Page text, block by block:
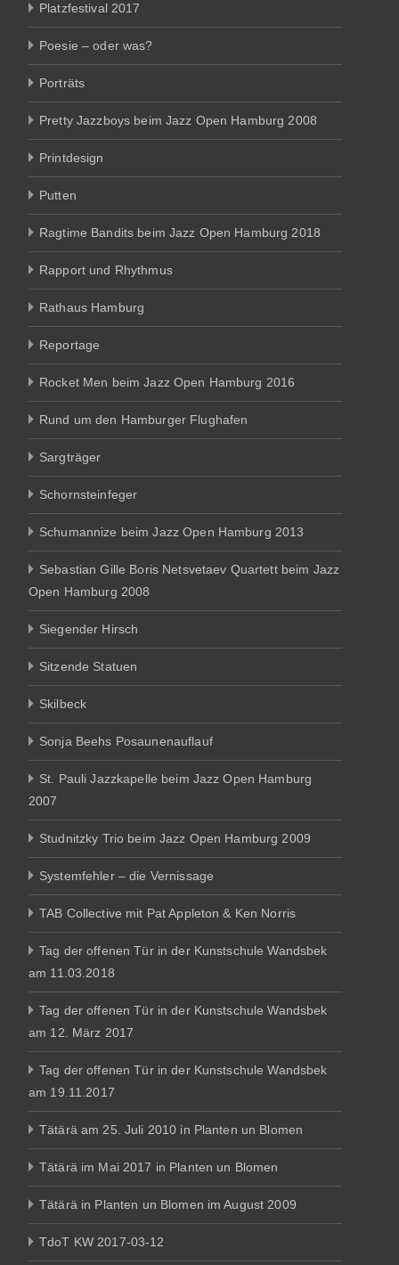
Platzfestival 2017
Poesie – oder was?
Porträts
Pretty Jazzboys beim Jazz Open Hamburg 2008
Printdesign
Putten
Ragtime Bandits beim Jazz Open Hamburg 2018
Rapport und Rhythmus
Rathaus Hamburg
Reportage
Rocket Men beim Jazz Open Hamburg 2016
Rund um den Hamburger Flughafen
Sargträger
Schornsteinfeger
Schumannize beim Jazz Open Hamburg 2013
Sebastian Gille Boris Netsvetaev Quartett beim Jazz
Open Hamburg 2008
Siegender Hirsch
Sitzende Statuen
Skilbeck
Sonja Beehs Posaunenauflauf
St. Pauli Jazzkapelle beim Jazz Open Hamburg
2007
Studnitzky Trio beim Jazz Open Hamburg 2009
Systemfehler – die Vernissage
TAB Collective mit Pat Appleton & Ken Norris
Tag der offenen Tür in der Kunstschule Wandsbek
am 11.03.2018
Tag der offenen Tür in der Kunstschule Wandsbek
am 12. März 2017
Tag der offenen Tür in der Kunstschule Wandsbek
am 19.11.2017
Tätärä am 25. Juli 2010 in Planten un Blomen
Tätärä im Mai 2017 in Planten un Blomen
Tätärä in Planten un Blomen im August 2009
TdoT KW 2017-03-12